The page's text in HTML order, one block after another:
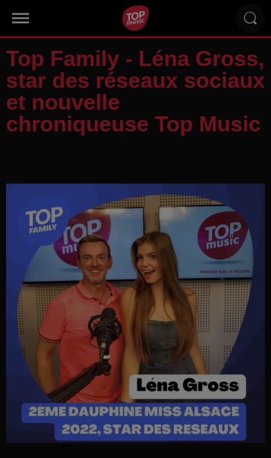
Top Family - Léna Gross,
star des réseaux sociaux
et nouvelle
chroniqueuse Top Music